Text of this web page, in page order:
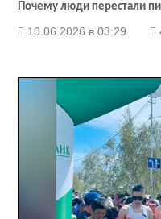
Почему люди перестали
10.06.2026 в 03:29